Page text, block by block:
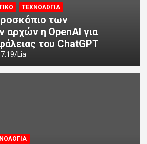
ΤΕΧΝΟΛΟΓΙΑ
των
αρχών η OpenAI για
του ChatGPT
Lia